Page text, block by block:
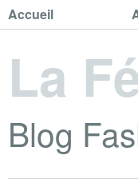
Accueil
La
Blog